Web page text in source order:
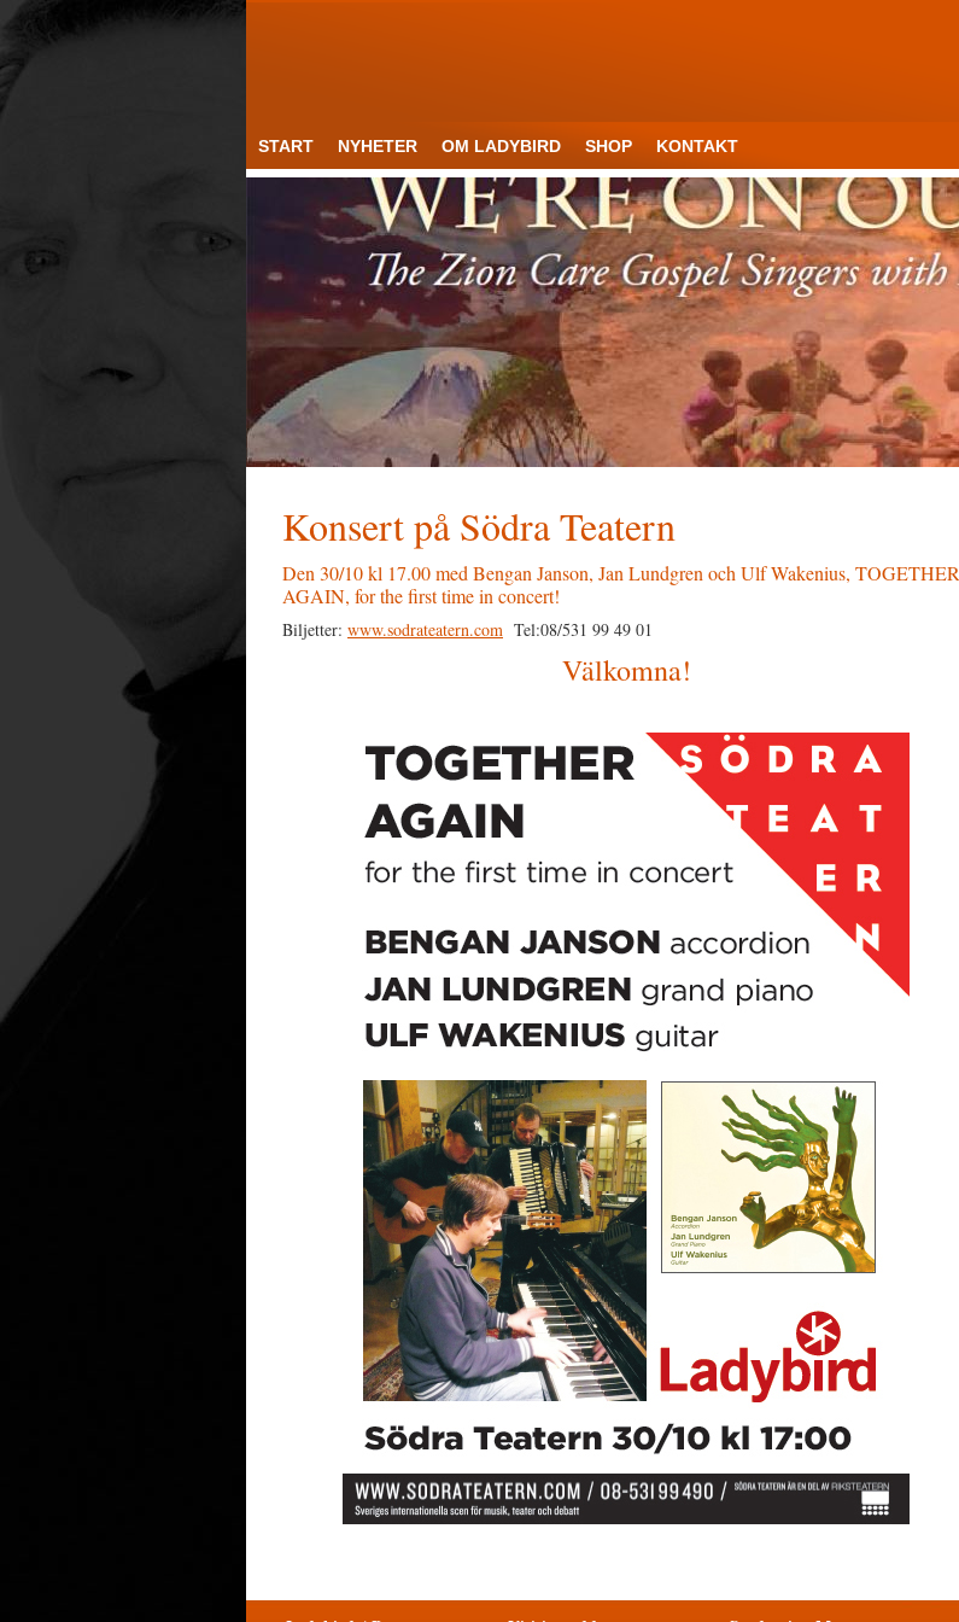
START NYHETER OM LADYBIRD SHOP KONTAKT
Konsert på Södra Teatern
Den 30/10 kl 17.00 med Bengan Janson, Jan Lundgren och Ulf Wakenius, TOGETHER
AGAIN, for the first time in concert!
Biljetter: www.sodrateatern.com Tel:08/531 99 49 01
Välkomna!